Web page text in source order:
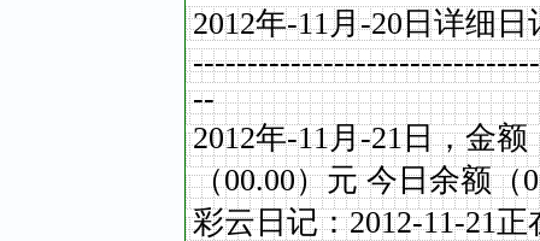
2012年-11月-20日详细日
--
2012年-11月-21日，金额
（00.00）元 今日余额（
彩云日记：2012-11-21正